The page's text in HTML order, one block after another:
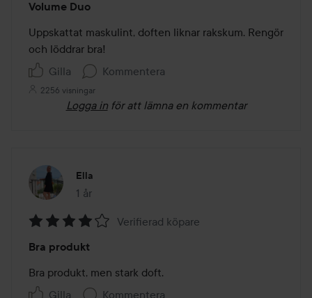
4
av
5
Volume Duo
Uppskattat maskulint, doften liknar rakskum. Rengör
och löddrar bra!
Gilla
Kommentera
2256 visningar
Logga in för att lämna en kommentar
Ella
1 år
Inlägget skapades 1 år
4
av
5
Verifierad köpare
Bra produkt
Bra produkt, men stark doft.
Gilla
Kommentera